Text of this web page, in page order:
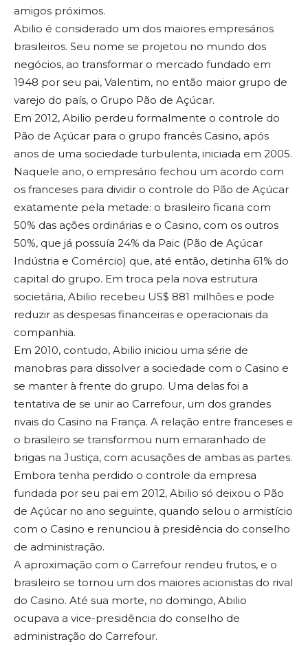
amigos próximos.
Abilio é considerado um dos maiores empresários
brasileiros. Seu nome se projetou no mundo dos
negócios, ao transformar o mercado fundado em
1948 por seu pai, Valentim, no então maior grupo de
varejo do país, o Grupo Pão de Açúcar.
Em 2012, Abilio perdeu formalmente o controle do
Pão de Açúcar para o grupo francês Casino, após
anos de uma sociedade turbulenta, iniciada em 2005.
Naquele ano, o empresário fechou um acordo com
os franceses para dividir o controle do Pão de Açúcar
exatamente pela metade: o brasileiro ficaria com
50% das ações ordinárias e o Casino, com os outros
50%, que já possuía 24% da Paic (Pão de Açúcar
Indústria e Comércio) que, até então, detinha 61% do
capital do grupo. Em troca pela nova estrutura
societária, Abilio recebeu US$ 881 milhões e pode
reduzir as despesas financeiras e operacionais da
companhia.
Em 2010, contudo, Abilio iniciou uma série de
manobras para dissolver a sociedade com o Casino e
se manter à frente do grupo. Uma delas foi a
tentativa de se unir ao Carrefour, um dos grandes
rivais do Casino na França. A relação entre franceses e
o brasileiro se transformou num emaranhado de
brigas na Justiça, com acusações de ambas as partes.
Embora tenha perdido o controle da empresa
fundada por seu pai em 2012, Abilio só deixou o Pão
de Açúcar no ano seguinte, quando selou o armistício
com o Casino e renunciou à presidência do conselho
de administração.
A aproximação com o Carrefour rendeu frutos, e o
brasileiro se tornou um dos maiores acionistas do rival
do Casino. Até sua morte, no domingo, Abilio
ocupava a vice-presidência do conselho de
administração do Carrefour.